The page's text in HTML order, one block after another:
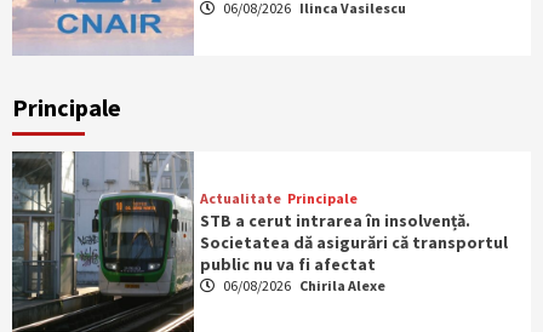
06/08/2026 Ilinca Vasilescu
Principale
Actualitate Principale
STB a cerut intrarea în insolvență.
Societatea dă asigurări că transportul
public nu va fi afectat
06/08/2026 Chirila Alexe